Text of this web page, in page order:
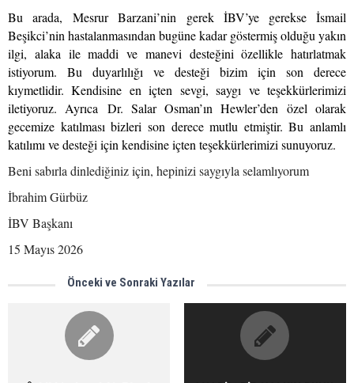
Bu arada, Mesrur Barzani’nin gerek İBV’ye gerekse İsmail
Beşikci’nin hastalanmasından bugüne kadar göstermiş olduğu yakın
ilgi, alaka ile maddi ve manevi desteğini özellikle hatırlatmak
istiyorum. Bu duyarlılığı ve desteği bizim için son derece
kıymetlidir. Kendisine en içten sevgi, saygı ve teşekkürlerimizi
iletiyoruz. Ayrıca Dr. Salar Osman’ın Hewler’den özel olarak
gecemize katılması bizleri son derece mutlu etmiştir. Bu anlamlı
katılımı ve desteği için kendisine içten teşekkürlerimizi sunuyoruz.
Beni sabırla dinlediğiniz için, hepinizi saygıyla selamlıyorum
İbrahim Gürbüz
İBV Başkanı
15 Mayıs 2026
Önceki ve Sonraki Yazılar